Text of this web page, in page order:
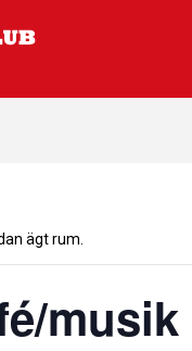
ägt rum.